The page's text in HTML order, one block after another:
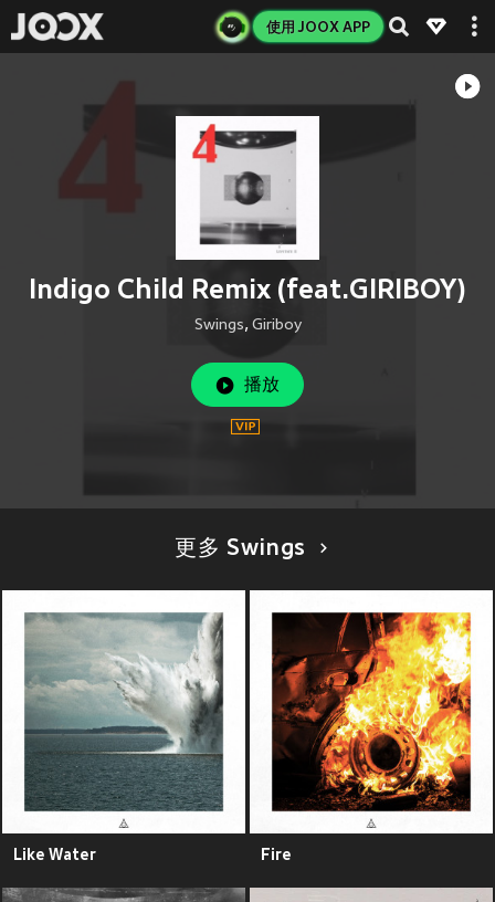
使用 JOOX APP
Indigo Child Remix (feat.GIRIBOY)
Swings, Giriboy
播放
更多 Swings
Like Water Fire